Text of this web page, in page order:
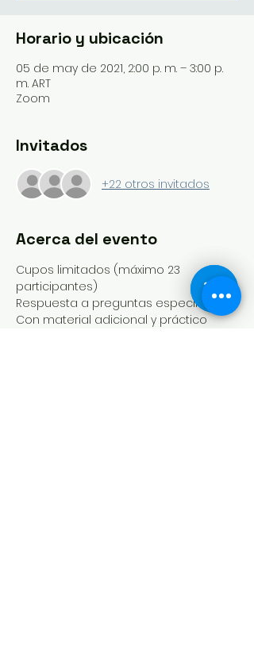
Horario y ubicación
05 de may de 2021, 2:00 p. m. – 3:00 p.
m. ART
Zoom
Invitados
+22 otros invitados
Acerca del evento
Cupos limitados (máximo 23
participantes)
Respuesta a preguntas específicas
Con material adicional y práctico